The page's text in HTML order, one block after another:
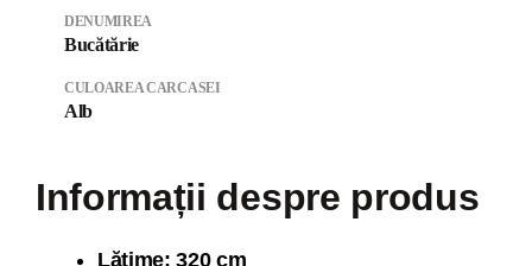
DENUMIREA
Bucătărie
CULOAREA CARCASEI
Alb
Informații despre produs
Lățime: 320 cm